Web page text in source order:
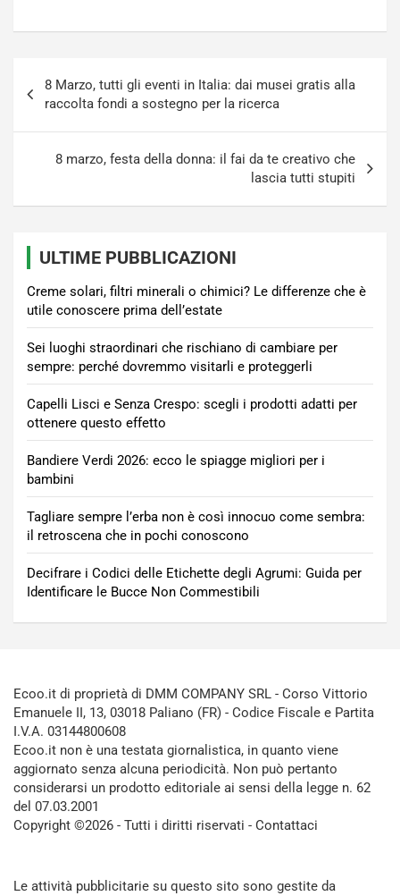
articoli
8 Marzo, tutti gli eventi in Italia: dai musei gratis alla
raccolta fondi a sostegno per la ricerca
8 marzo, festa della donna: il fai da te creativo che
lascia tutti stupiti
ULTIME PUBBLICAZIONI
Creme solari, filtri minerali o chimici? Le differenze che è
utile conoscere prima dell’estate
Sei luoghi straordinari che rischiano di cambiare per
sempre: perché dovremmo visitarli e proteggerli
Capelli Lisci e Senza Crespo: scegli i prodotti adatti per
ottenere questo effetto
Bandiere Verdi 2026: ecco le spiagge migliori per i
bambini
Tagliare sempre l’erba non è così innocuo come sembra:
il retroscena che in pochi conoscono
Decifrare i Codici delle Etichette degli Agrumi: Guida per
Identificare le Bucce Non Commestibili
Ecoo.it di proprietà di DMM COMPANY SRL - Corso Vittorio
Emanuele II, 13, 03018 Paliano (FR) - Codice Fiscale e Partita
I.V.A. 03144800608
Ecoo.it non è una testata giornalistica, in quanto viene
aggiornato senza alcuna periodicità. Non può pertanto
considerarsi un prodotto editoriale ai sensi della legge n. 62
del 07.03.2001
Copyright ©2026 - Tutti i diritti riservati - Contattaci
Le attività pubblicitarie su questo sito sono gestite da